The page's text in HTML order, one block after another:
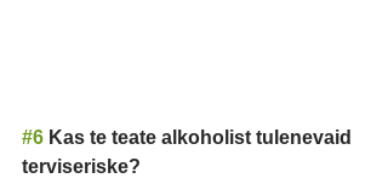
#6 Kas te teate alkoholist tulenevaid
terviseriske?